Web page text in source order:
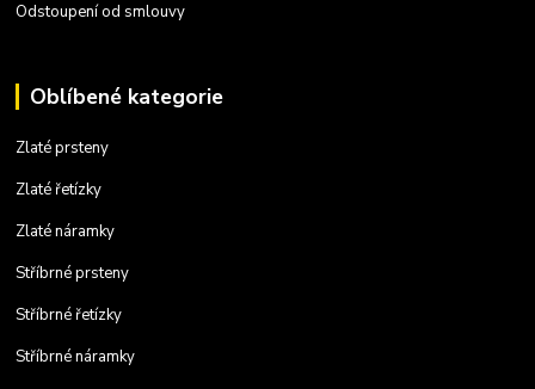
Odstoupení od smlouvy
Oblíbené kategorie
Zlaté prsteny
Zlaté řetízky
Zlaté náramky
Stříbrné prsteny
Stříbrné řetízky
Stříbrné náramky